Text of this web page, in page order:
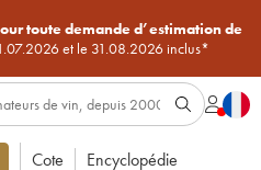
toute demande d’estimation de
et le 31.08.2026 inclus*
Cote Encyclopédie